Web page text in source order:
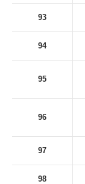
93
94
95
96
97
98